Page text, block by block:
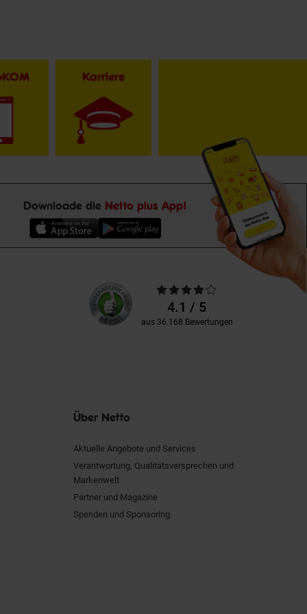
Karriere
Downloade die Netto plus App!
Unsere
Kundenbewertungen
Durchschnittliche
Bewertungen4.1 / 5
aus 36.168 Bewertungen
Über Netto
Aktuelle Angebote und Services
Verantwortung, Qualitätsversprechen und
Markenwelt
Partner und Magazine
Spenden und Sponsoring